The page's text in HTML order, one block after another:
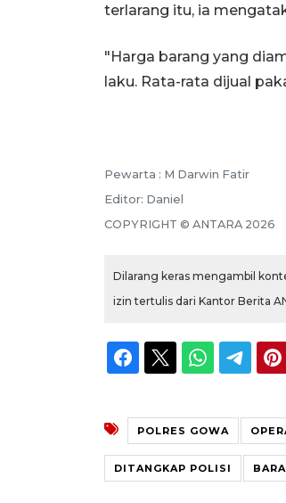
terlarang itu, ia
"Harga barang yang
laku. Rata-rata dijual
Pewarta : M Darwin Fatir
Editor: Daniel
COPYRIGHT © ANTARA 2026
Dilarang keras mengambil
izin tertulis dari Kantor Berita
POLRES GOWA
DITANGKAP POLISI